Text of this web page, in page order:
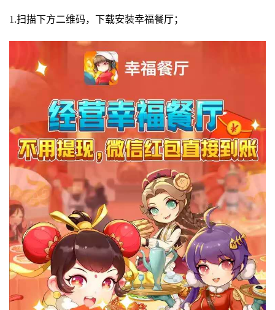
1.扫描下方二维码，下载安装幸福餐厅；